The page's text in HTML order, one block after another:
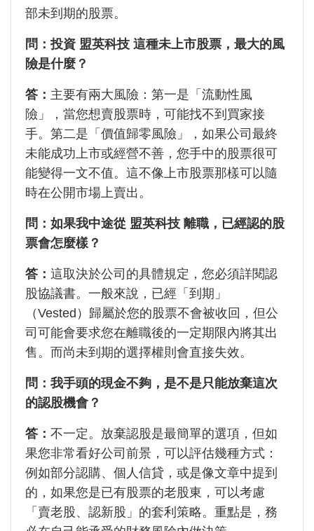
部未到期的股票。
問：投資 盟英科技 這種未上市股票，最大的風
險是什麼？
答： 主要有兩大風險：第一是「流動性風
險」，當您想賣股票時，可能找不到買家接
手。第二是「價值歸零風險」，如果公司最終
未能成功上市或經營不善，您手中的股票很可
能變得一文不值。這不像上市股票那樣可以隨
時在公開市場上賣出。
問：如果我中途從 盟英科技 離職，已經認的股
票會怎麼樣？
答： 這取決於公司的具體規定，您必須詳閱認
股協議書。一般來說，已經「到期」
（Vested）歸屬於您的股票不會被收回，但公
司可能會要求您在離職後的一定期限內將其出
售。而尚未到期的選擇權則會直接失效。
問：我手頭的現金不夠，是不是只能放棄這次
的認股機會？
答： 不一定。放棄認股是最簡單的選項，但如
果您非常看好公司前景，可以評估幾種方式：
例如部分認購、個人信貸，或是像文章中提到
的，如果您是已有股票的老股東，可以考慮
「賣老股、認新股」的套利策略。重點是，務